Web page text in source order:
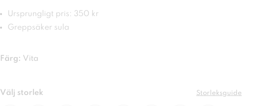
Ursprungligt pris: 350 kr
Greppsäker sula
Färg: Vita
Välj storlek Storleksguide